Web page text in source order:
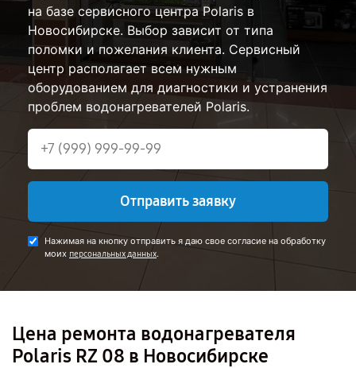
на базе сервисного центра Polaris в
Новосибирске. Выбор зависит от типа
поломки и пожелания клиента. Сервисный
центр располагает всем нужным
оборудованием для диагностики и устранения
проблем водонагревателей Polaris.
Отправить заявку
Нажимая на кнопку отправить я даю свое согласие на обработку
моих персональных данных.
Цена ремонта водонагревателя
Polaris RZ 08 в Новосибирске